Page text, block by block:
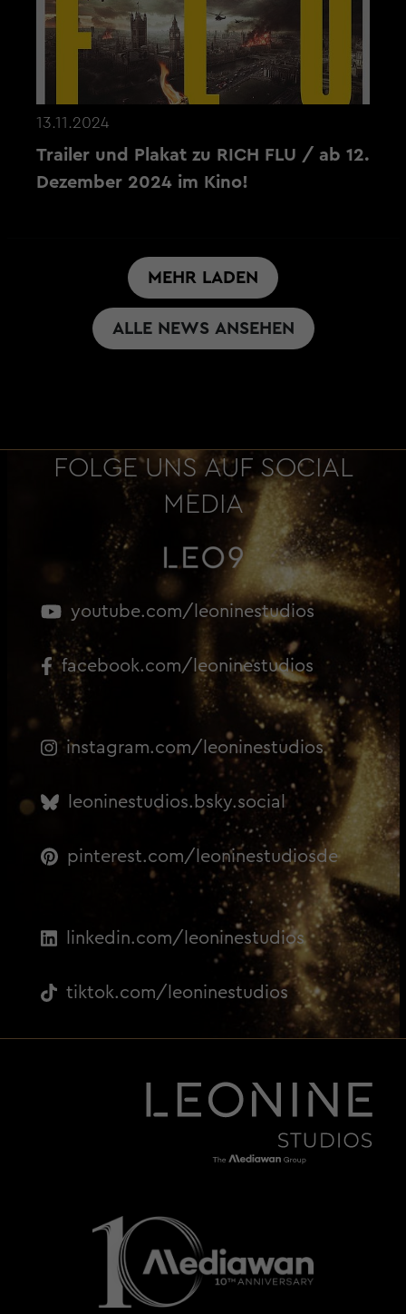
13.11.2024
Trailer und Plakat zu RICH FLU / ab 12.
Dezember 2024 im Kino!
MEHR LADEN
ALLE NEWS ANSEHEN
FOLGE UNS AUF SOCIAL
MEDIA
youtube.com/leoninestudios
facebook.com/leoninestudios
instagram.com/leoninestudios
leoninestudios.bsky.social
pinterest.com/leoninestudiosde
linkedin.com/leoninestudios
tiktok.com/leoninestudios